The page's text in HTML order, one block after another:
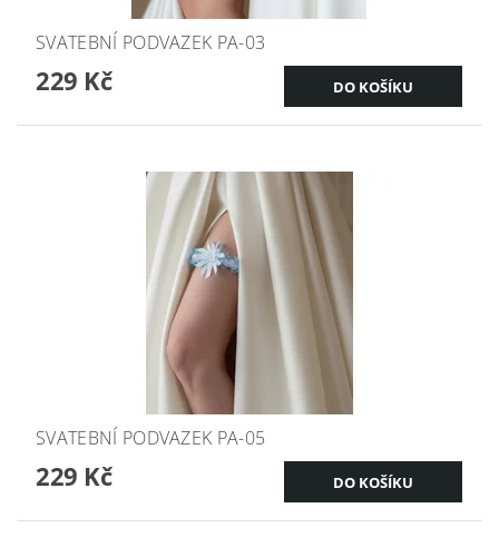
SVATEBNÍ PODVAZEK PA-03
229 Kč
SVATEBNÍ PODVAZEK PA-05
229 Kč